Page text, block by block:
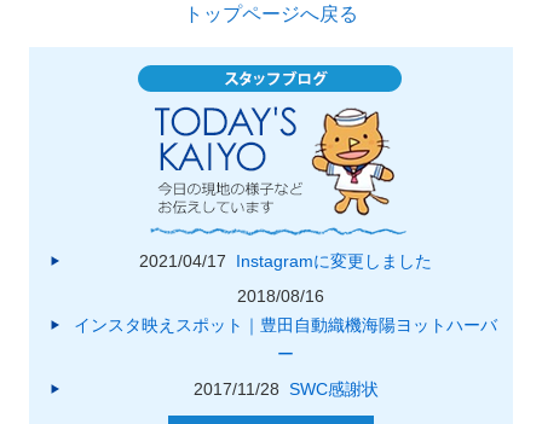
トップページへ戻る
2021/04/17
Instagramに変更しました
2018/08/16
インスタ映えスポット｜豊田自動織機海陽ヨットハーバ
ー
2017/11/28 SWC感謝状